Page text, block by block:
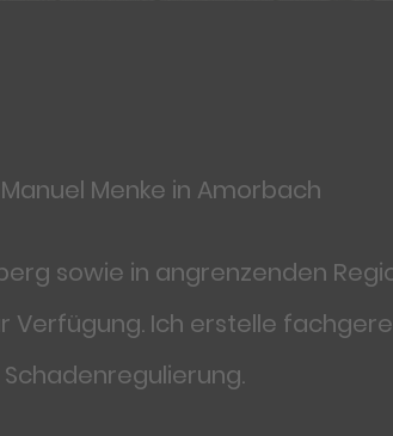
Menke in Amorbach
sowie in angrenzenden
Verfügung. Ich erstelle